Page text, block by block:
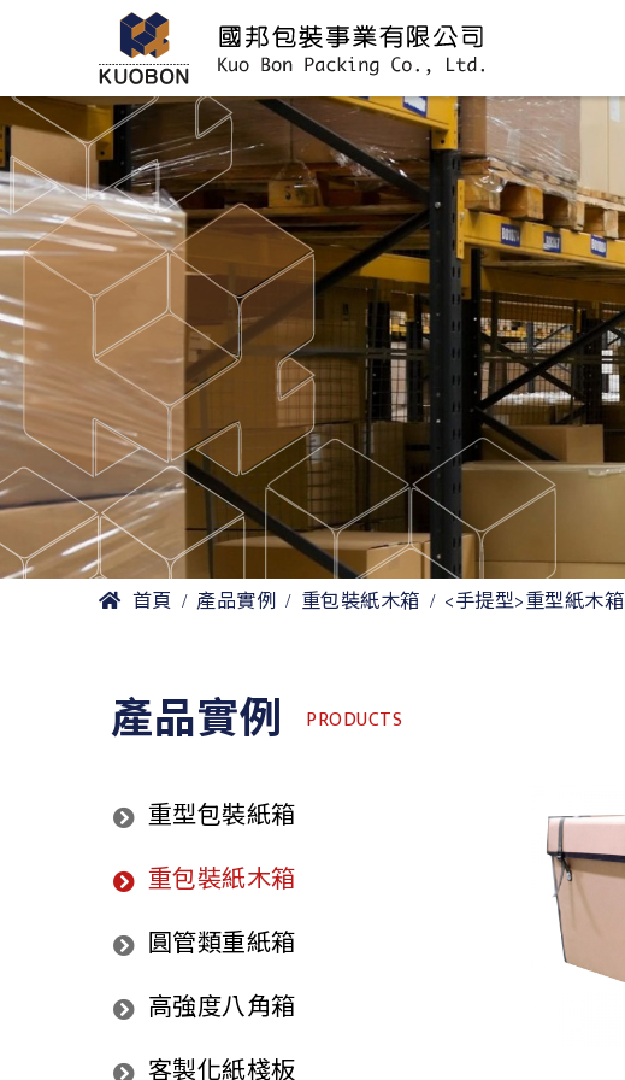
首頁 產品實例 重包裝紙木箱 <手提型>重型紙木箱
產品實例 PRODUCTS
重型包裝紙箱
重包裝紙木箱
圓管類重紙箱
高強度八角箱
客製化紙棧板